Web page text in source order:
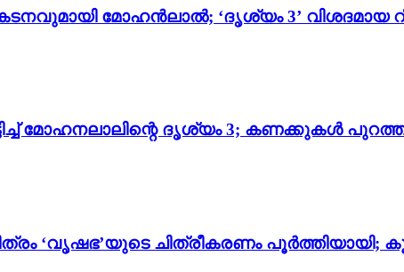
മോഹൻലാൽ; ‘ദൃശ്യം 3’ വിശദമായ
മോഹനലാലിന്റെ ദൃശ്യം 3; കണക്കുകൾ
‘വൃഷഭ’യുടെ ചിത്രീകരണം